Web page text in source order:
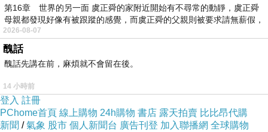
第16章 世界的另一面 虞正舜的家附近開始有不尋常的動靜，虞正舜
母親都發現好像有被跟蹤的感覺，而虞正舜的父親則被要求請無薪假，
2026-08-07
醜話
醜話先講在前，麻煩就不會留在後。
14 小時前
登入 註冊
PChome首頁 線上購物 24h購物 書店 露天拍賣 比比昂代購
新聞 /氣象 股市 個人新聞台 廣告刊登 加入聯播網 全球購物